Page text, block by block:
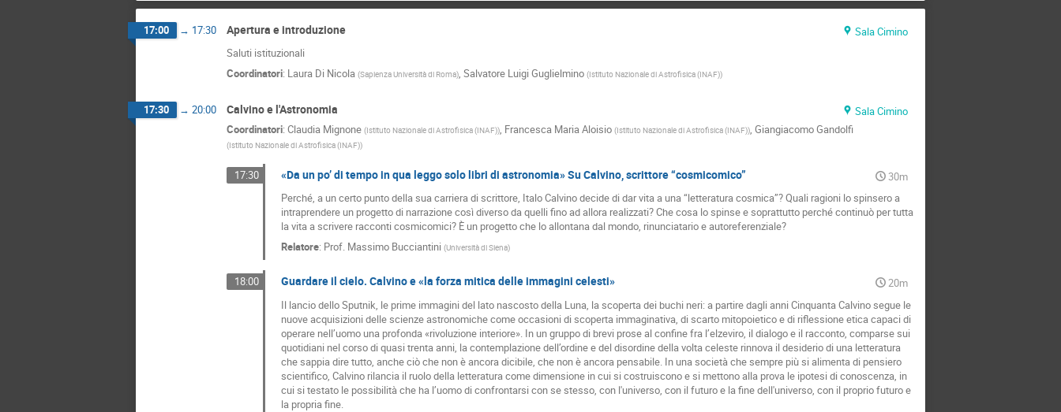
17:00 → 17:30 Apertura e introduzione
Sala Cimino
Saluti istituzionali
Coordinatori: Laura Di Nicola (Sapienza Università di Roma), Salvatore Luigi Guglielmino (Istituto Nazionale di Astrofisica (INAF))
17:30 → 20:00 Calvino e l'Astronomia
Sala Cimino
Coordinatori: Claudia Mignone (Istituto Nazionale di Astrofisica (INAF)), Francesca Maria Aloisio (Istituto Nazionale di Astrofisica (INAF)), Giangiacomo Gandolfi
(Istituto Nazionale di Astrofisica (INAF))
17:30 «Da un po’ di tempo in qua leggo solo libri di astronomia» Su Calvino, scrittore “cosmicomico”
30m
Perché, a un certo punto della sua carriera di scrittore, Italo Calvino decide di dar vita a una “letteratura cosmica”? Quali ragioni lo spinsero a
intraprendere un progetto di narrazione così diverso da quelli fino ad allora realizzati? Che cosa lo spinse e soprattutto perché continuò per tutta
la vita a scrivere racconti cosmicomici? È un progetto che lo allontana dal mondo, rinunciatario e autoreferenziale?
Relatore: Prof. Massimo Bucciantini (Università di Siena)
18:00 Guardare il cielo. Calvino e «la forza mitica delle immagini celesti»
20m
Il lancio dello Sputnik, le prime immagini del lato nascosto della Luna, la scoperta dei buchi neri: a partire dagli anni Cinquanta Calvino segue le
nuove acquisizioni delle scienze astronomiche come occasioni di scoperta immaginativa, di scarto mitopoietico e di riflessione etica capaci di
operare nell’uomo una profonda «rivoluzione interiore». In un gruppo di brevi prose al confine fra l’elzeviro, il dialogo e il racconto, comparse sui
quotidiani nel corso di quasi trenta anni, la contemplazione dell’ordine e del disordine della volta celeste rinnova il desiderio di una letteratura
che sappia dire tutto, anche ciò che non è ancora dicibile, che non è ancora pensabile. In una società che sempre più si alimenta di pensiero
scientifico, Calvino rilancia il ruolo della letteratura come dimensione in cui si costruiscono e si mettono alla prova le ipotesi di conoscenza, in
cui si testato le possibilità che ha l’uomo di confrontarsi con se stesso, con l'universo, con il futuro e la fine dell'universo, con il proprio futuro e
la propria fine.